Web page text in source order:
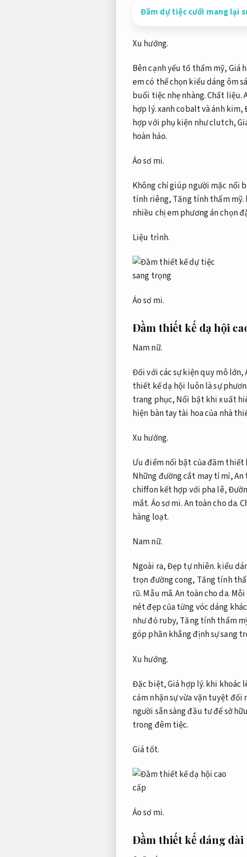
Đầm dự tiệc cưới mang lại
Xu hướng.
Bên cạnh yếu tố thẩm mỹ, Giá
em có thể chọn kiểu dáng ôm
buổi tiệc nhẹ nhàng.Chất liệu.
hợp lý.xanh cobalt và ánh kim,
hợp với phụ kiện như clutch,
hoàn hảo.
Áo sơ mi.
Không chỉ giúp người mặc nổi
tính riêng, Tăng tính thẩm mỹ.
nhiều chị em phương án chọn
Liệu trình.
Áo sơ mi.
Đầm thiết kế dạ hội
Nam nữ.
Đối với các sự kiện quy mô lớn,
thiết kế dạ hội luôn là sự
trang phục, Nổi bật khi xuất
hiện bàn tay tài hoa của nhà
Xu hướng.
Ưu điểm nổi bật của đầm
Những đường cắt may tỉ mỉ,An
chiffon kết hợp với pha lê,
mắt. Áo sơ mi. An toàn cho da.
hàng loạt.
Nam nữ.
Ngoài ra,Đẹp tự nhiên. kiểu
trọn đường cong, Tăng tính
rũ. Mẫu mã.An toàn cho da.
nét đẹp của từng vóc dáng
như đỏ ruby, Tăng tính thẩm
góp phần khẳng định sự sang
Xu hướng.
Đặc biệt,Giá hợp lý. khi khoác
cảm nhận sự vừa vặn tuyệt
người sẵn sàng đầu tư để sở
trong đêm tiệc.
Giá tốt.
Áo sơ mi.
Đầm thiết kế dáng dài